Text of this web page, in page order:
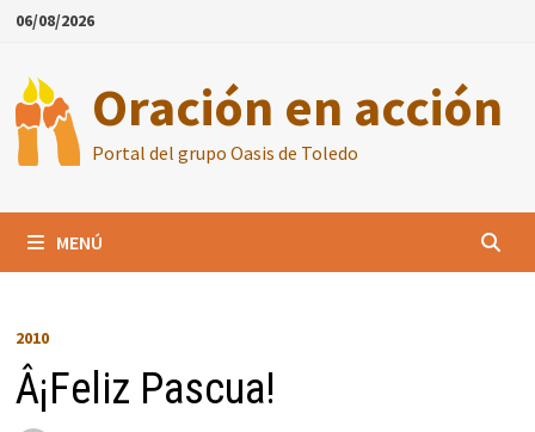
Saltar
contenido
06/08/2026
Oración en acción
Portal del grupo Oasis de Toledo
MENÚ
2010
Â¡Feliz Pascua!